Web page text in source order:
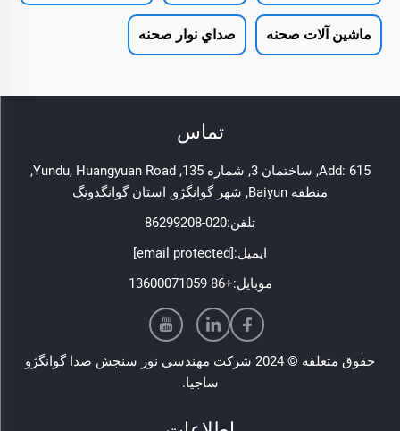
ماشین آلات صحنه صداي نوار صحنه
تماس
Add: 615, ساختمان 3, شماره 135, Yundu, Huangyuan Road,
منطقه Baiyun, شهر گوانگژو, استان گوانگدونگ
تلفن:020-86299208
ایمیل:[email protected]
موبایل:+86 13600071059
حقوق متعلقه © 2024 شرکت مهندسی نور سنجش صدا گوانگژو
ساجیا.